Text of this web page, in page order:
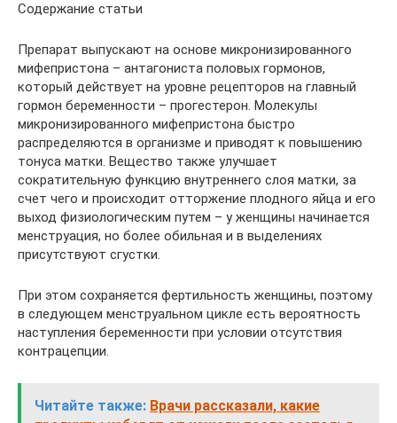
Содержание статьи
Препарат выпускают на основе микронизированного
мифепристона – антагониста половых гормонов,
который действует на уровне рецепторов на главный
гормон беременности – прогестерон. Молекулы
микронизированного мифепристона быстро
распределяются в организме и приводят к повышению
тонуса матки. Вещество также улучшает
сократительную функцию внутреннего слоя матки, за
счет чего и происходит отторжение плодного яйца и его
выход физиологическим путем – у женщины начинается
менструация, но более обильная и в выделениях
присутствуют сгустки.
При этом сохраняется фертильность женщины, поэтому
в следующем менструальном цикле есть вероятность
наступления беременности при условии отсутствия
контрацепции.
Читайте также: Врачи рассказали, какие